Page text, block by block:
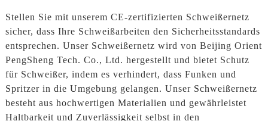
Stellen Sie mit unserem CE-zertifizierten Schweißernetz
sicher, dass Ihre Schweißarbeiten den Sicherheitsstandards
entsprechen. Unser Schweißernetz wird von Beijing Orient
PengSheng Tech. Co., Ltd. hergestellt und bietet Schutz
für Schweißer, indem es verhindert, dass Funken und
Spritzer in die Umgebung gelangen. Unser Schweißernetz
besteht aus hochwertigen Materialien und gewährleistet
Haltbarkeit und Zuverlässigkeit selbst in den